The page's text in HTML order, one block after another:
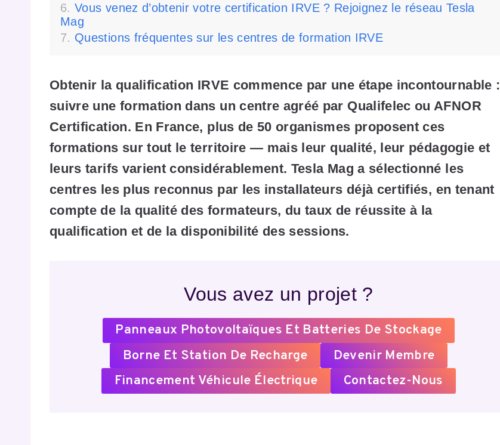
Vous venez d’obtenir votre certification IRVE ? Rejoignez le réseau Tesla
Mag
Questions fréquentes sur les centres de formation IRVE
Obtenir la qualification IRVE commence par une étape incontournable :
suivre une formation dans un centre agréé par Qualifelec ou AFNOR
Certification. En France, plus de 50 organismes proposent ces
formations sur tout le territoire — mais leur qualité, leur pédagogie et
leurs tarifs varient considérablement. Tesla Mag a sélectionné les
centres les plus reconnus par les installateurs déjà certifiés, en tenant
compte de la qualité des formateurs, du taux de réussite à la
qualification et de la disponibilité des sessions.
Vous avez un projet ?
Panneaux Photovoltaïques Et Batteries De Stockage
Borne Et Station De Recharge
Devenir Membre
Financement Véhicule Électrique
Contactez-Nous